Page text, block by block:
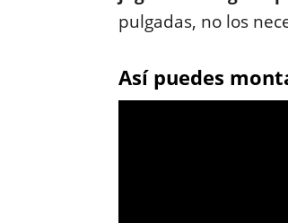
pulgadas, no los
Así puedes